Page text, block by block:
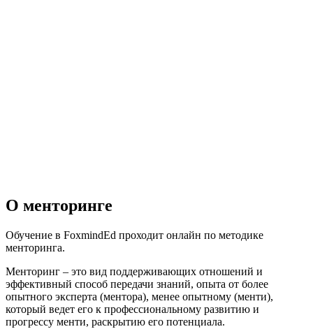
О менторинге
Обучение в FoxmindEd проходит онлайн по методике
менторинга.
Менторинг – это вид поддерживающих отношений и
эффективный способ передачи знаний, опыта от более
опытного эксперта (ментора), менее опытному (менти),
который ведет его к профессиональному развитию и
прогрессу менти, раскрытию его потенциала.